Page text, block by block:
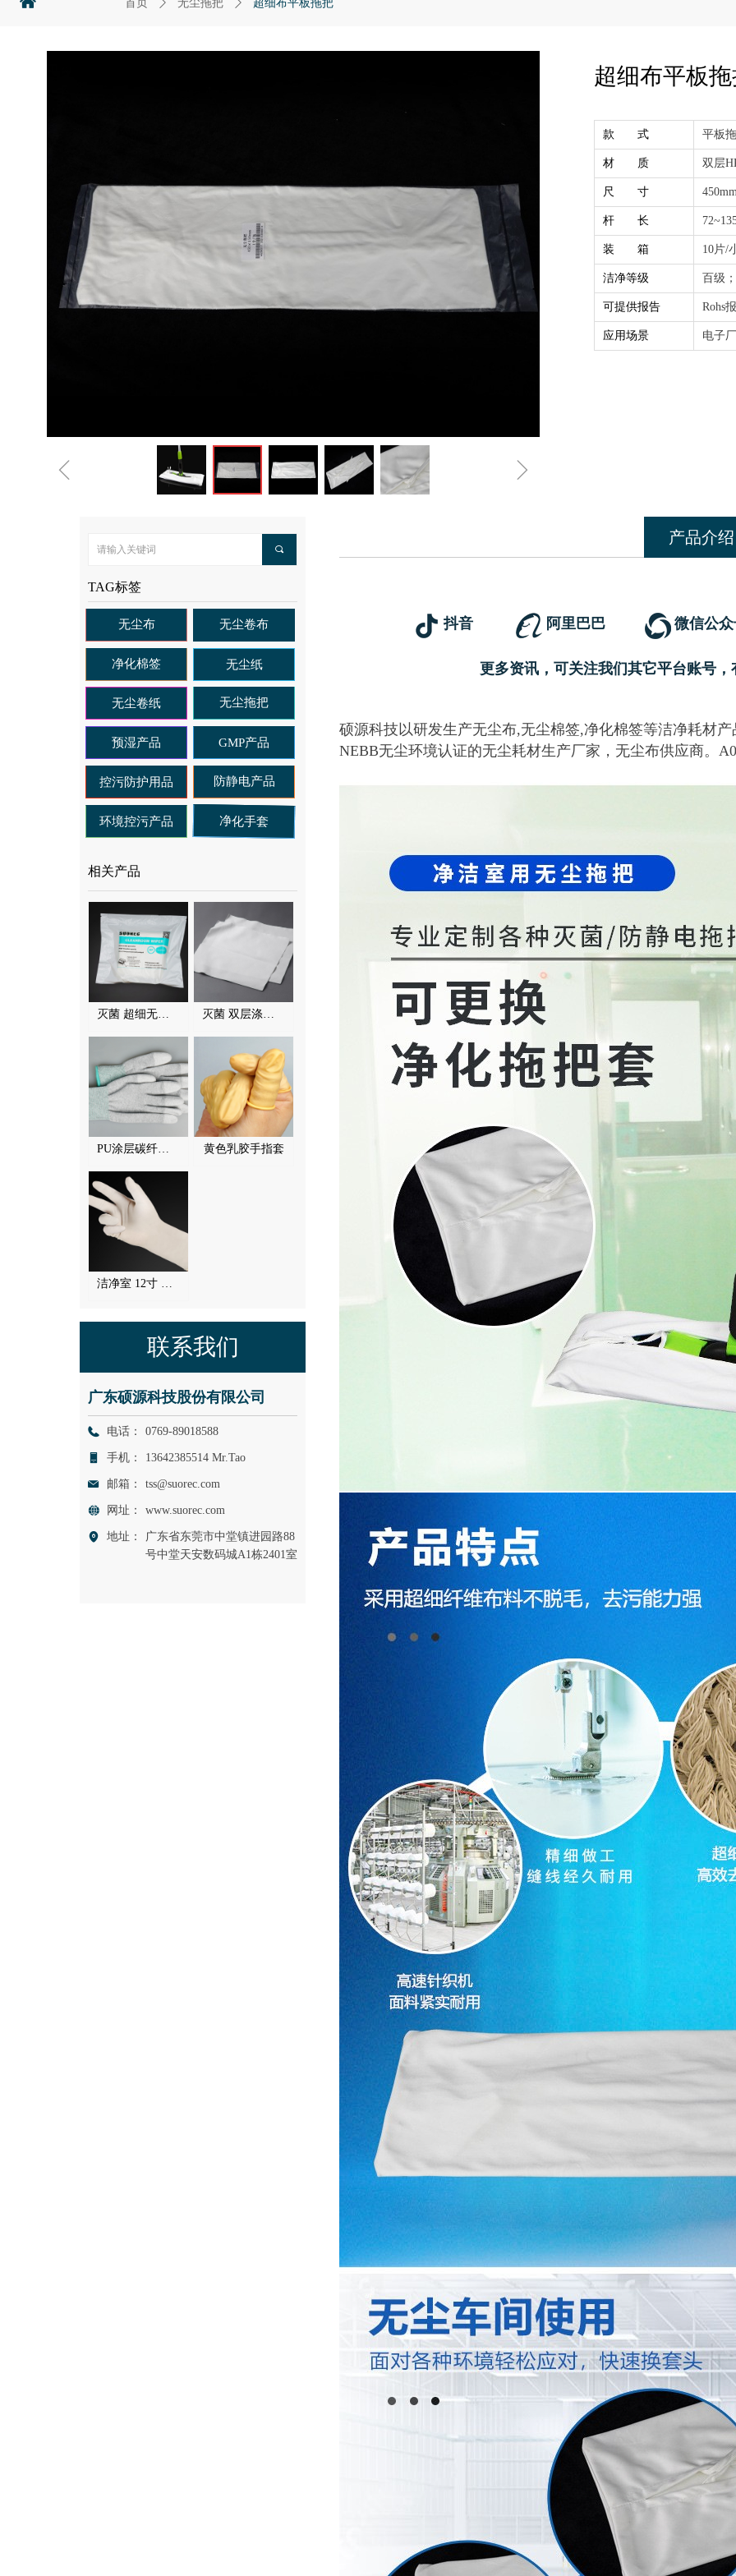
超细布平板
ꁆ ꁇ
款 式 平板
材 质 双层
尺 寸
杆 长
装 箱 10片/
洁净等级 百级
可提供报告 Rohs
应用场景 电子
抖音 阿里巴巴 微信公
更多资讯，可关注我们其它平台账号
硕源科技以研发生产无尘布,无尘棉签,净化棉签等洁净耗材
NEBB无尘环境认证的无尘耗材生产厂家，无尘布供应商。
产品介绍
끠
TAG标签
无尘布 无尘卷布
净化棉签 无尘纸
无尘拖把
预湿产品 GMP产品
控污防护用品 防静电产品
环境控污产品 净化手套
无尘卷纸
相关产品
灭菌 超细无尘布 6009B 灭菌 双层涤纶无尘布 3009D
PU涂层碳纤维涂指手套 黄色乳胶手指套
洁净室 12寸 白乳胶手套 (可灭菌)
联系我们
广东硕源科技股份有限公司
电话： 0769-89018588
手机： 13642385514 Mr.Tao
邮箱： tss@suorec.com
网址： www.suorec.com
地址：
广东省东莞市中堂镇进园路88
号中堂天安数码城A1栋2401室
首页 ꄲ 无尘拖把 ꄲ 超细布平板拖把